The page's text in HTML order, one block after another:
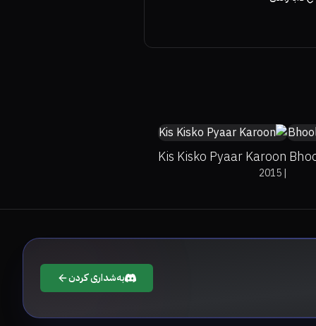
Kis Kisko Pyaar Karoon
|
2015
بەشداری کردن